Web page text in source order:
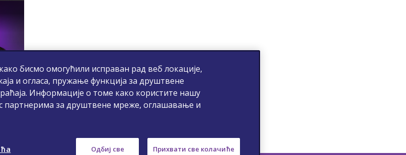
бисмо омогућили исправан рад веб локације,
и огласа, пружање функција за друштвене
Информације о томе како користите нашу
партнерима за друштвене мреже, оглашавање и
Одбиј све Прихвати све колачиће